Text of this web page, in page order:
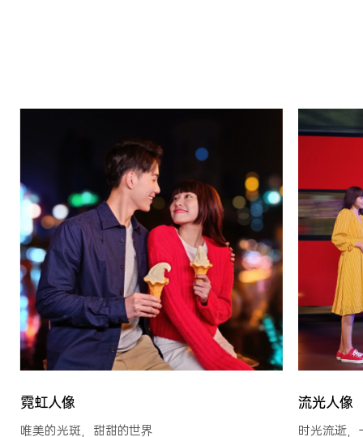
霓虹人像
唯美的光斑，甜甜的世界
流光人像
时光流逝，